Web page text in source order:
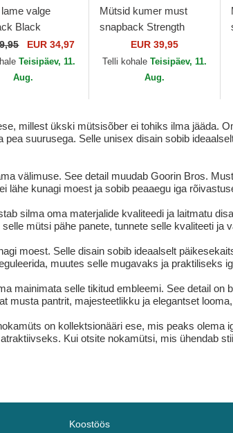
valge
Black
Stealth Explorer
Flats The
Bros.
EUR 34,97
Teisipäev, 11.
Aug.
Mütsid kumer must
snapback Strength
Panther The Farm
Goorin Bros.
EUR 39,95
Telli kohale Teisipäev, 11.
Aug.
millest ükski mütsisõber ei tohiks ilma jääda.
suurusega. Selle unisex disain sobib
välimuse. See detail muudab Goorin Bros.
lähe kunagi moest ja sobib peaaegu iga
silma oma materjalide kvaliteedi ja laitmatu
mütsi pähe panete, tunnete selle kvaliteeti ja
moest. Selle disain sobib ideaalselt
muutes selle mugavaks ja praktiliseks
mainimata selle tikitud embleemi. See detail on
musta pantrit, majesteetlikku ja elegantset
on kollektsionääri ese, mis peaks olema
Kui otsite nokamütsi, mis ühendab
Koostöös